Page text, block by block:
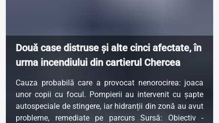
Două case distruse și alte cinci afectate, în
urma incendiului din cartierul Chercea
Cauza probabilă care a provocat nenorocirea: joaca
unor copii cu focul. Pompierii au intervenit cu șapte
autospeciale de stingere, iar hidranții din zonă au avut
probleme, remediate pe parcurs Sursă: Obiectiv -